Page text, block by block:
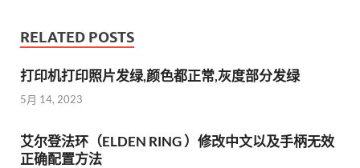
RELATED POSTS
打印机打印照片发绿,颜色都正常,灰度部分发绿
5月 14, 2023
艾尔登法环（ELDEN RING ）修改中文以及手柄无效
正确配置方法